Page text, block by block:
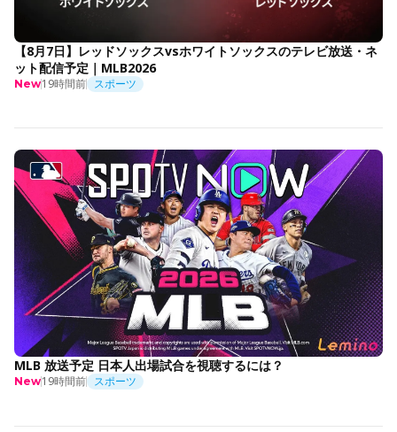
【8月7日】レッドソックスvsホワイトソックスのテレビ放送・ネ
ット配信予定｜MLB2026
New19時間前 スポーツ
MLB 放送予定 日本人出場試合を視聴するには？
New19時間前 スポーツ